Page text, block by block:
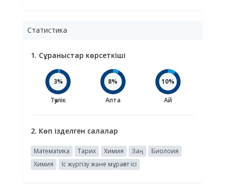
Статистика
1. Сұраныстар көрсеткіші
3%
Тәулік
8%
Апта
10%
Ай
2. Көп ізделген салалар
Математика Тарих Химия Заң
Биолоия
Химия
Іс жүргізу және мұрағат ісі